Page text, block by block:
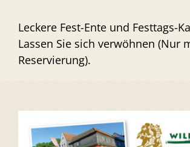
Leckere Fest-Ente und Festtags-
Lassen Sie sich verwöhnen (Nur
Reservierung).